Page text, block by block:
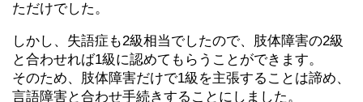
ただけでした。
しかし、失語症も2級相当でしたので、肢体障害の2級
と合わせれば1級に認めてもらうことができます。
そのため、肢体障害だけで1級を主張することは諦め、
言語障害と合わせ手続きすることにしました。